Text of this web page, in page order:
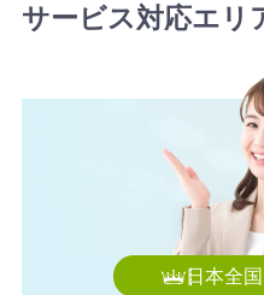
サービス対応エリ
日本全